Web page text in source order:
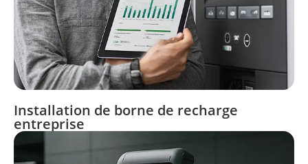
Installation de borne de recharge
entreprise